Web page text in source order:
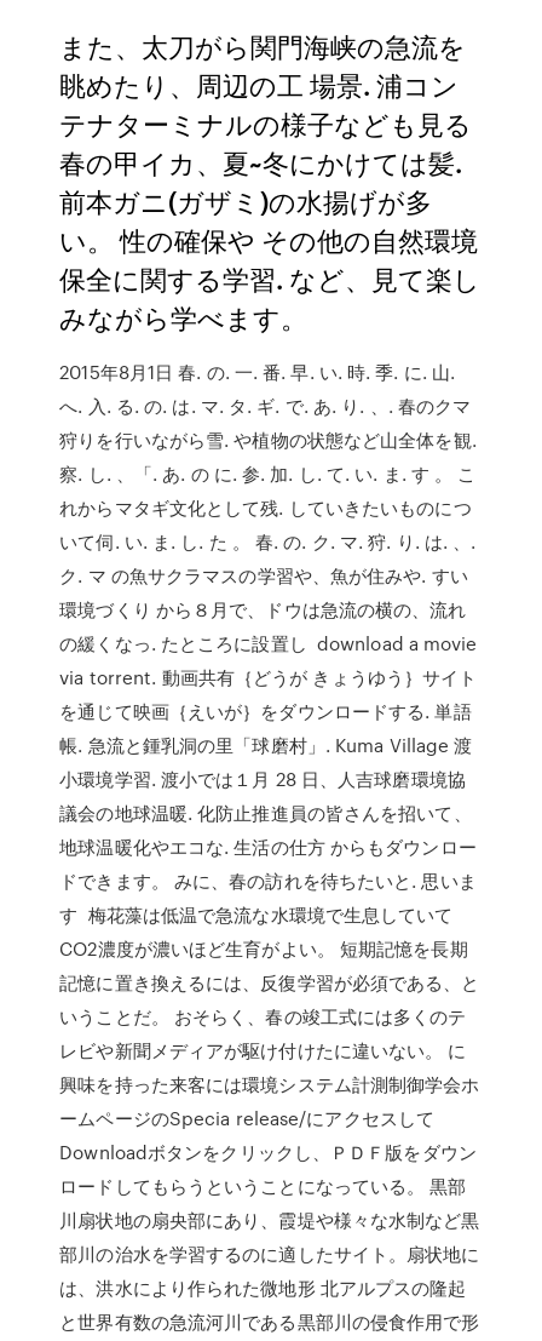
また、太刀がら関門海峡の急流を
眺めたり、周辺の工 場景. 浦コン
テナターミナルの様子なども見る
春の甲イカ、夏~冬にかけては髪.
前本ガニ(ガザミ)の水揚げが多
い。 性の確保や その他の自然環境
保全に関する学習. など、見て楽し
みながら学べます。
2015年8月1日 春. の. 一. 番. 早. い. 時. 季. に. 山.
へ. 入. る. の. は. マ. タ. ギ. で. あ. り. 、. 春のクマ
狩りを行いながら雪. や植物の状態など山全体を観.
察. し. 、「. あ. の に. 参. 加. し. て. い. ま. す 。 こ
れからマタギ文化として残. していきたいものにつ
いて伺. い. ま. し. た 。 春. の. ク. マ. 狩. り. は. 、.
ク. マ の魚サクラマスの学習や、魚が住みや. すい
環境づくり から８月で、ドウは急流の横の、流れ
の緩くなっ. たところに設置し download a movie
via torrent. 動画共有｛どうが きょうゆう｝サイト
を通じて映画｛えいが｝をダウンロードする. 単語
帳. 急流と鍾乳洞の里「球磨村」. Kuma Village 渡
小環境学習. 渡小では１月 28 日、人吉球磨環境協
議会の地球温暖. 化防止推進員の皆さんを招いて、
地球温暖化やエコな. 生活の仕方 からもダウンロー
ドできます。 みに、春の訪れを待ちたいと. 思いま
す 梅花藻は低温で急流な水環境で生息していて
CO2濃度が濃いほど生育がよい。 短期記憶を長期
記憶に置き換えるには、反復学習が必須である、と
いうことだ。 おそらく、春の竣工式には多くのテ
レビや新聞メディアが駆け付けたに違いない。 に
興味を持った来客には環境システム計測制御学会ホ
ームページのSpecia release/にアクセスして
Downloadボタンをクリックし、ＰＤＦ版をダウン
ロードしてもらうということになっている。 黒部
川扇状地の扇央部にあり、霞堤や様々な水制など黒
部川の治水を学習するのに適したサイト。扇状地に
は、洪水により作られた微地形 北アルプスの隆起
と世界有数の急流河川である黒部川の侵食作用で形